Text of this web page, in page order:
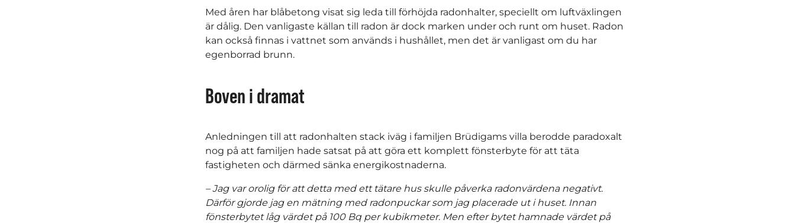
Med åren har blåbetong visat sig leda till förhöjda radonhalter, speciellt om luftväxlingen
är dålig. Den vanligaste källan till radon är dock marken under och runt om huset. Radon
kan också finnas i vattnet som används i hushållet, men det är vanligast om du har
egenborrad brunn.
Boven i dramat
Anledningen till att radonhalten stack iväg i familjen Brüdigams villa berodde paradoxalt
nog på att familjen hade satsat på att göra ett komplett fönsterbyte för att täta
fastigheten och därmed sänka energikostnaderna.
– Jag var orolig för att detta med ett tätare hus skulle påverka radonvärdena negativt.
Därför gjorde jag en mätning med radonpuckar som jag placerade ut i huset. Innan
fönsterbytet låg värdet på 100 Bq per kubikmeter. Men efter bytet hamnade värdet på